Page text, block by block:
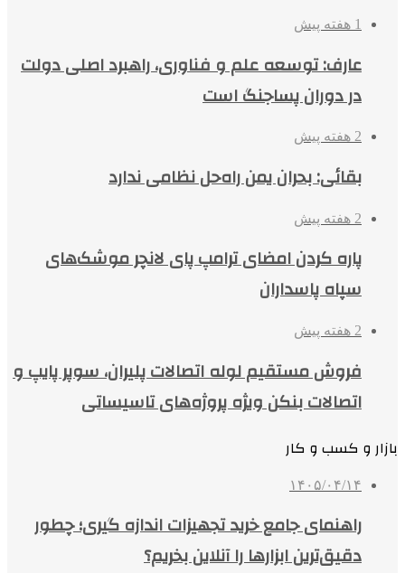
1 هفته پیش
عارف: توسعه علم و فناوری، راهبرد اصلی دولت
در دوران پساجنگ است
2 هفته پیش
بقائی: بحران یمن راه‌حل نظامی ندارد
2 هفته پیش
پاره کردن امضای ترامپ پای لانچر موشک‌های
سپاه پاسداران
2 هفته پیش
فروش مستقیم لوله اتصالات پلیران، سوپر پایپ و
اتصالات بنکن ویژه پروژه‌های تاسیساتی
بازار و کسب و کار
۱۴۰۵/۰۴/۱۴
راهنمای جامع خرید تجهیزات اندازه گیری؛ چطور
دقیق‌ترین ابزارها را آنلاین بخریم؟